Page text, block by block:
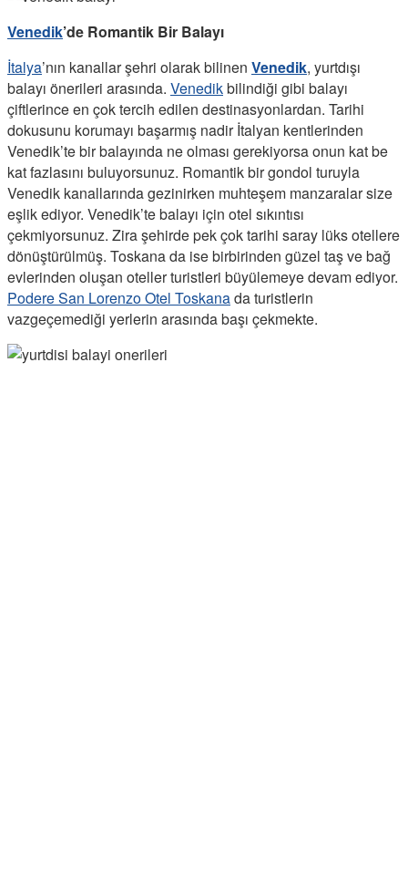
Venedik’de Romantik Bir Balayı
İtalya’nın kanallar şehri olarak bilinen Venedik, yurtdışı
balayı önerileri arasında. Venedikbilindiği gibi balayı
çiftlerince en çok tercih edilen destinasyonlardan. Tarihi
dokusunu korumayı başarmış nadir İtalyan kentlerinden
Venedik’te bir balayında ne olması gerekiyorsa onun kat be
kat fazlasını buluyorsunuz. Romantik bir gondol turuyla
Venedik kanallarında gezinirken muhteşem manzaralar size
eşlik ediyor. Venedik’te balayı için otel sıkıntısı
çekmiyorsunuz. Zira şehirde pek çok tarihi saray lüks otellere
dönüştürülmüş. Toskana da ise birbirinden güzel taş ve bağ
evlerinden oluşan oteller turistleri büyülemeye devam ediyor.
Podere San Lorenzo Otel Toskanada turistlerin
vazgeçemediği yerlerin arasında başı çekmekte.